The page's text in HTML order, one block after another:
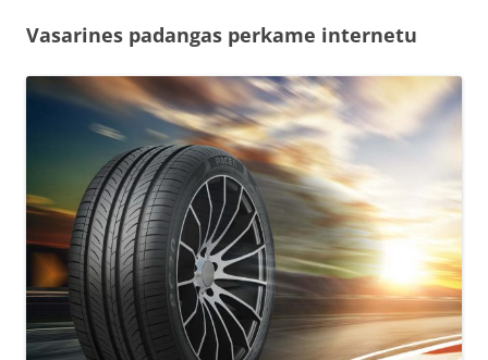
Vasarines padangas perkame internetu